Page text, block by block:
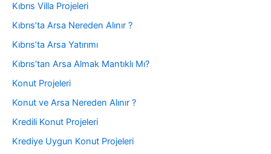
Kıbrıs Villa Projeleri
Kıbrıs’ta Arsa Nereden Alınır ?
Kıbrıs’ta Arsa Yatırımı
Kıbrıs’tan Arsa Almak Mantıklı Mı?
Konut Projeleri
Konut ve Arsa Nereden Alınır ?
Kredili Konut Projeleri
Krediye Uygun Konut Projeleri